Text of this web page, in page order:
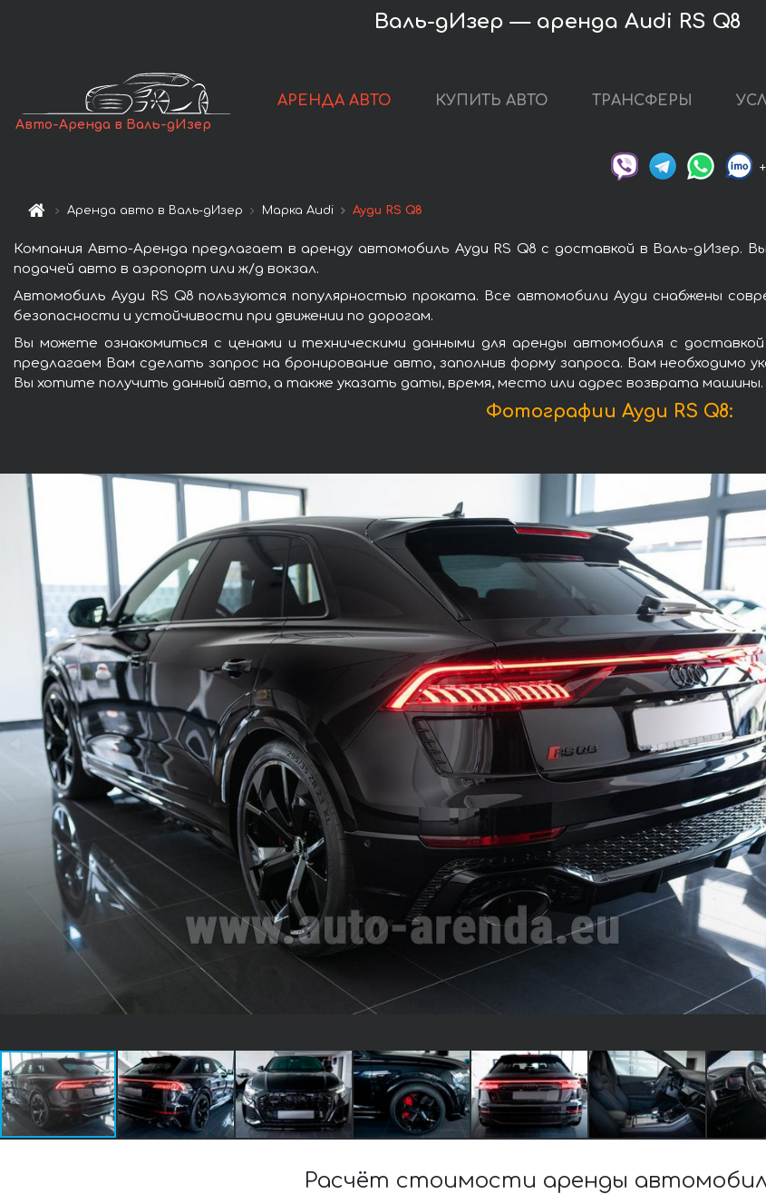
Валь-дИзер — аренда Audi RS Q8
Авто-Аренда в Валь-дИзер
АРЕНДА АВТО КУПИТЬ АВТО ТРАНСФЕРЫ
Аренда авто в Валь-дИзер Марка Audi Ауди RS Q8
Компания Авто-Аренда предлагает в аренду автомобиль Ауди RS Q8 с доставкой в Валь-дИзер.
подачей авто в аэропорт или ж/д вокзал.
Автомобиль Ауди RS Q8 пользуются популярностью проката. Все автомобили Ауди снабжены
безопасности и устойчивости при движении по дорогам.
Вы можете ознакомиться с ценами и техническими данными для аренды автомобиля с
предлагаем Вам сделать запрос на бронирование авто, заполнив форму запроса. Вам необходимо
Вы хотите получить данный авто, а также указать даты, время, место или адрес возврата машины.
Фотографии Ауди RS Q8:
Расчёт стоимости аренды